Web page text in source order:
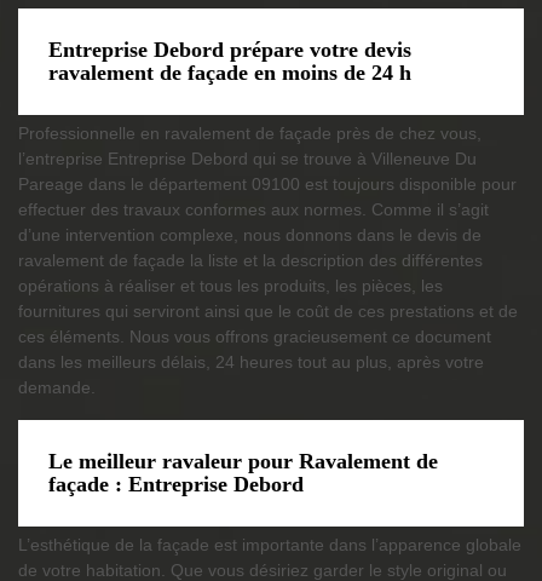
Entreprise Debord prépare votre devis
ravalement de façade en moins de 24 h
Professionnelle en ravalement de façade près de chez vous,
l’entreprise Entreprise Debord qui se trouve à Villeneuve Du
Pareage dans le département 09100 est toujours disponible pour
effectuer des travaux conformes aux normes. Comme il s’agit
d’une intervention complexe, nous donnons dans le devis de
ravalement de façade la liste et la description des différentes
opérations à réaliser et tous les produits, les pièces, les
fournitures qui serviront ainsi que le coût de ces prestations et de
ces éléments. Nous vous offrons gracieusement ce document
dans les meilleurs délais, 24 heures tout au plus, après votre
demande.
Le meilleur ravaleur pour Ravalement de
façade : Entreprise Debord
L’esthétique de la façade est importante dans l’apparence globale
de votre habitation. Que vous désiriez garder le style original ou